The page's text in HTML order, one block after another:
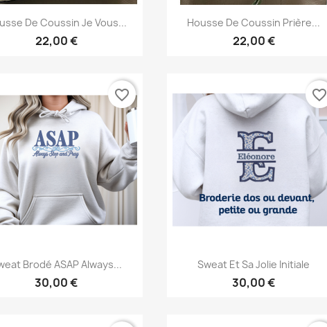
 Aperçu rapide
De Coussin Je Vous...
22,00 €
Aperçu rapide
Housse De Coussin Prière...
22,00 €
Aperçu rapide
Brodé ASAP Always...
30,00 €
favorite_border
Aperçu rapide
Sweat Et Sa Jolie Initiale
30,00 €
favorite_border